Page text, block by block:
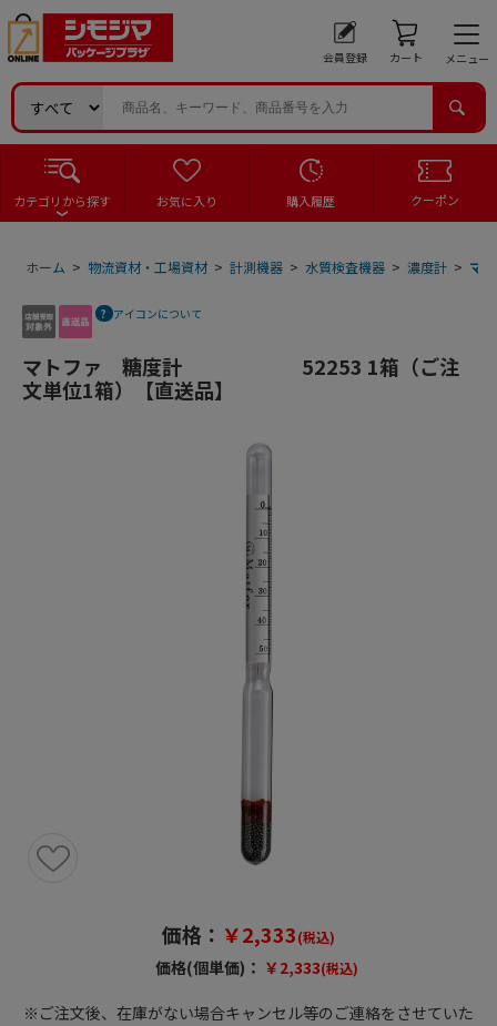
会員登録 カート メニュー
カテゴリから探す お気に入り 購入履歴 クーポン
ホーム > 物流資材・工場資材 > 計測機器 > 水質検査機器 > 濃度計 > マ
アイコンについて
マトファ 糖度計 52253 1箱（ご注
文単位1箱）【直送品】
価格： ￥2,333(税込)
価格(個単価)： ￥2,333(税込)
※ご注文後、在庫がない場合キャンセル等のご連絡をさせていた